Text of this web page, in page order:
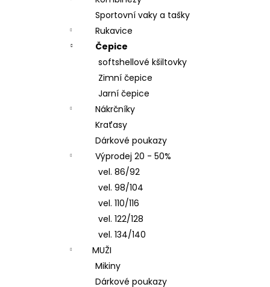
Sportovní vaky a tašky
Rukavice
Čepice
softshellové kšiltovky
Zimní čepice
Jarní čepice
Nákrčníky
Kraťasy
Dárkové poukazy
Výprodej 20 - 50%
vel. 86/92
vel. 98/104
vel. 110/116
vel. 122/128
vel. 134/140
MUŽI
Mikiny
Dárkové poukazy
ČEPICE S OHRNUTÝM LEMEM, KOŇAK
290 Kč